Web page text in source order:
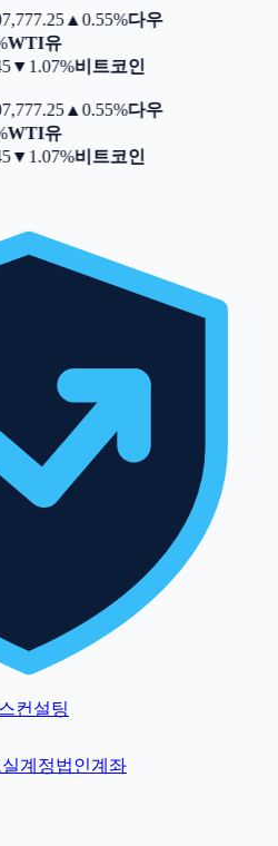
7,777.25▲ 0.55%다우
WTI유
▼ 1.07%비트코인
7,777.25▲ 0.55%다우
WTI유
▼ 1.07%비트코인
컨설팅
실계정법인계좌